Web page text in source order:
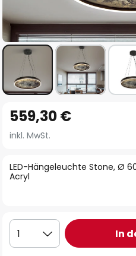
Anfang
der
springen
LED-Hängeleuchte Stone, Ø
Acryl
559,30 €
inkl. MwSt.
1 In